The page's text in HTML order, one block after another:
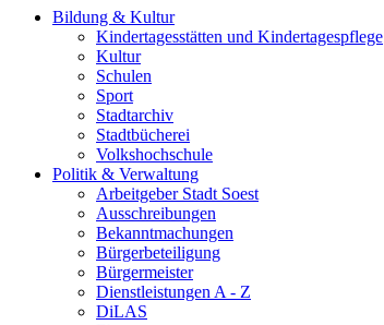
Bildung & Kultur
Kindertagesstätten und Kindertagespflege
Kultur
Schulen
Sport
Stadtarchiv
Stadtbücherei
Volkshochschule
Politik & Verwaltung
Arbeitgeber Stadt Soest
Ausschreibungen
Bekanntmachungen
Bürgerbeteiligung
Bürgermeister
Dienstleistungen A - Z
DiLAS